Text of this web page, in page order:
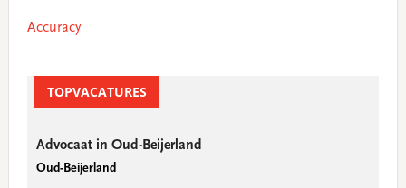
Sidebar
Accuracy
TOPVACATURES
Advocaat in Oud-Beijerland
Oud-Beijerland